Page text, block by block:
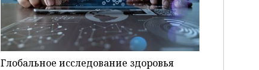
Глобальное исследование здоровья